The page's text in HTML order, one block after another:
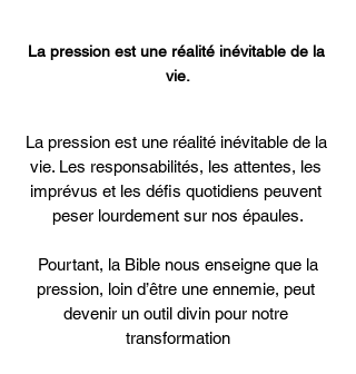
La pression est une réalité inévitable de la
vie.
La pression est une réalité inévitable de la
vie. Les responsabilités, les attentes, les
imprévus et les défis quotidiens peuvent
peser lourdement sur nos épaules.
pression, loin d’être une ennemie, peut
devenir un outil divin pour notre
transformation